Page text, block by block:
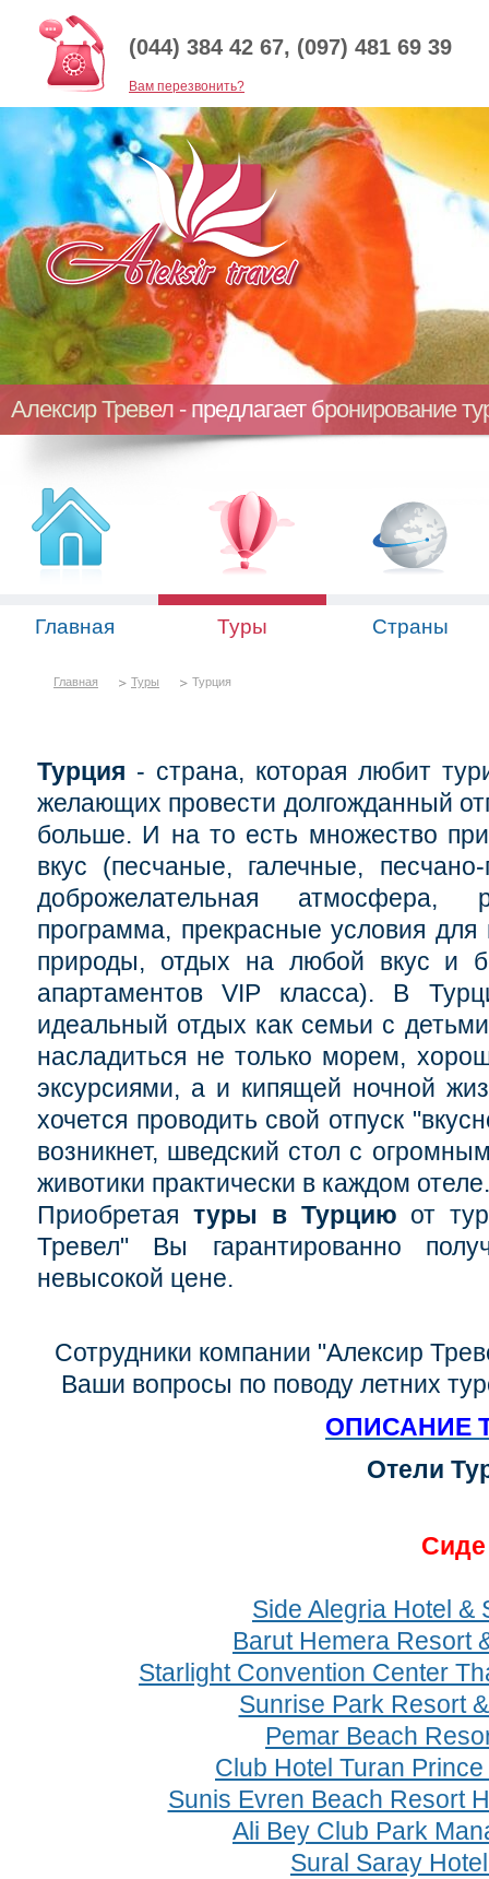
(044) 384 42 67, (097) 481 69 39
Baм перезвонить?
Алексир Тревел - предлагает бронирование
Главная Туры Страны
Главная Туры Турция
Турция - страна, которая любит
желающих провести долгожданный
больше. И на то есть множество
вкус (песчаные, галечные,
доброжелательная атмосфера,
программа, прекрасные условия
природы, отдых на любой вкус и
апартаментов VIP класса). В
идеальный отдых как семьи с
насладиться не только морем,
эксурсиями, а и кипящей ночной
хочется проводить свой отпуск
возникнет, шведский стол с
животики практически в каждом отеле.
Приобретая туры в Турцию от
Тревел" Вы гарантированно
невысокой цене.
Сотрудники компании "Алексир
Ваши вопросы по поводу летних
ОПИСАНИЕ
Отели
Side Alegria Hotel &
Barut Hemera Resort
Starlight Convention Center
Sunrise Park Resort
Pemar Beach
Club Hotel Turan
Sunis Evren Beach Resort
Ali Bey Club Park
Sural Saray